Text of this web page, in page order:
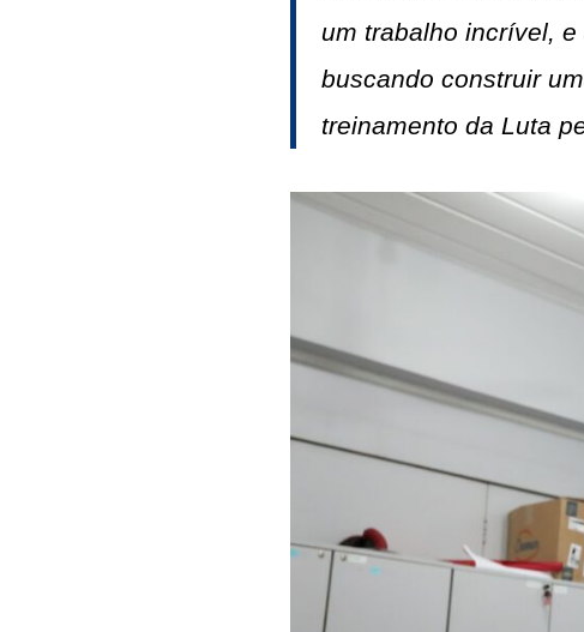
um trabalho incrível,
buscando construir
treinamento da Luta